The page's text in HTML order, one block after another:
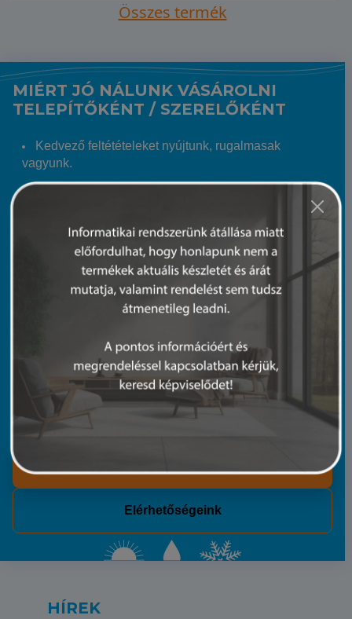
Összes termék
MIÉRT JÓ NÁLUNK VÁSÁROLNI
TELEPÍTŐKÉNT / SZERELŐKÉNT
Kedvező feltétételeket nyújtunk, rugalmasak
vagyunk.
Regisztrált telepítő / szerelő Partnereinknek kedvező
árat és csak nekik szóló akciókat biztosítunk.
Hatalmas árukészletünkből szinte garantált, hogy a
keresett terméket 24 órán belül eljuttatjuk Hozzád.
20 évnyi tapasztalatunkkal és műszaki hátterünkkel
segítünk. Mindegy, hogy egy split klímáról vagy egy
teljes telephely klímatechnikájáról van szó.
Elérhetőségeink
HÍREK